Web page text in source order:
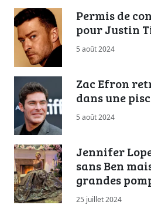
Permis de
pour Justin
5 août 2024
Zac Efron
dans une
5 août 2024
Jennifer
sans Ben
grandes
25 juillet 2024